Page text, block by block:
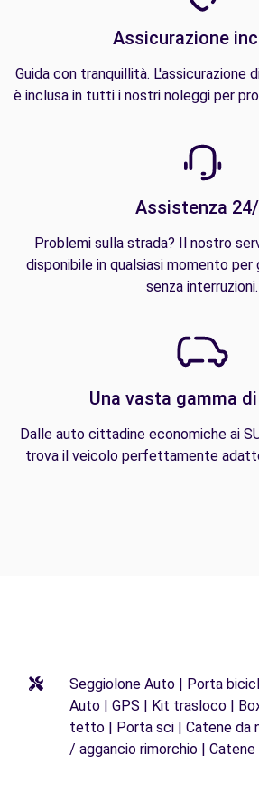
Assicurazione
Guida con tranquillità. L'assicurazione
è inclusa in tutti i nostri noleggi per
Assistenza
Problemi sulla strada? Il nostro
disponibile in qualsiasi momento per
senza interruzioni.
Una vasta gamma
Dalle auto cittadine economiche ai
trova il veicolo perfettamente
Seggiolone Auto | Porta
Auto | GPS | Kit trasloco |
tetto | Porta sci | Catene da
/ aggancio rimorchio | Catene